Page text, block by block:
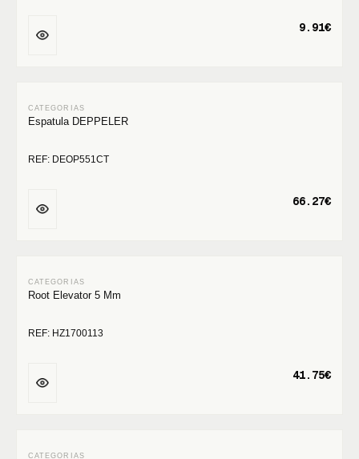
9.91€
Espatula DEPPELER
REF: DEOP551CT
66.27€
Root Elevator 5 Mm
REF: HZ1700113
41.75€